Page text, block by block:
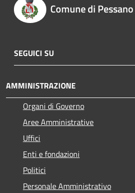
Comune di
SEGUICI SU
AMMINISTRAZIONE
Organi di Governo
Aree Amministrative
Uffici
Enti e fondazioni
Politici
Personale Amministrativo